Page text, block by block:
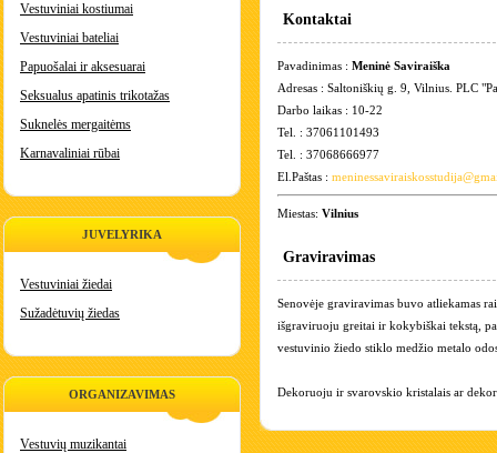
Vestuviniai kostiumai
Vestuviniai bateliai
Papuošalai ir aksesuarai
Seksualus apatinis trikotažas
Suknelės mergaitėms
Karnavaliniai rūbai
JUVELYRIKA
Vestuviniai žiedai
Sužadėtuvių žiedas
ORGANIZAVIMAS
Vestuvių muzikantai
Kontaktai
Pavadinimas : Meninė Saviraiška
Adresas : Saltoniškių g. 9, Vilnius. PLC
Darbo laikas : 10-22
Tel. : 37061101493
Tel. : 37068666977
El.Paštas :
Miestas: Vilnius
Graviravimas
Senovėje graviravimas buvo atliekamas
išgraviruoju greitai ir kokybiškai tekstą,
vestuvinio žiedo stiklo medžio metalo
Dekoruoju ir svarovskio kristalais ar